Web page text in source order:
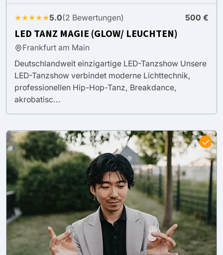
★★★★★5.0(2 Bewertungen) 500 €
LED TANZ MAGIE (GLOW/ LEUCHTEN)
Frankfurt am Main
Deutschlandweit einzigartige LED-Tanzshow Unsere
LED-Tanzshow verbindet moderne Lichttechnik,
professionellen Hip-Hop-Tanz, Breakdance,
akrobatisc...